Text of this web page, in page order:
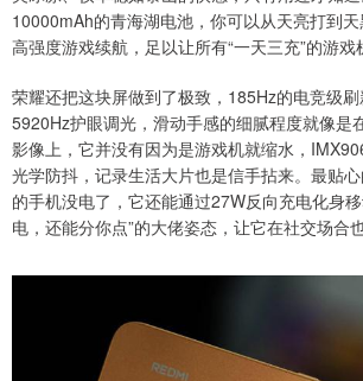
10000mAh的青海湖电池，你可以从天亮打到
高强度游戏续航，足以让所有“一天三充”的游戏
荣耀还把这块屏做到了极致，185Hz的电竞级
5920Hz护眼调光，滑动手感的细腻程度就像是
影像上，它并没有因为是游戏机就缩水，
光学防抖，记录生活大片也是信手拈来。最贴
的手机没电了，它还能通过27W反向充电化身
电，还能分你点”的大佬姿态，让它在社交场合